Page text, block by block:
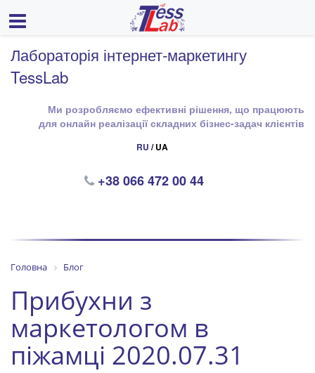
Лабораторія інтернет-маркетингу
TessLab
Ми розробляємо ефективні рішення, що працюють
для онлайн реалізації складних бізнес-задач клієнтів
RU / UA
+38 066 472 00 44
Головна Блог
Прибухни з
маркетологом в
піжамці 2020.07.31